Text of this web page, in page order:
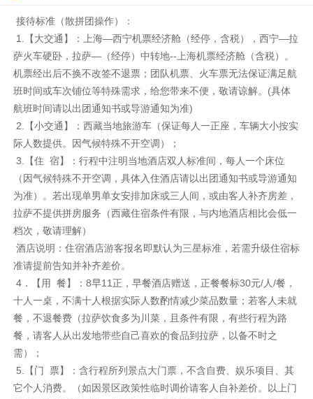
接待标准（散拼团操作）：
1.【大交通】：上海—西宁机票经济舱（经停，含税），西宁—拉
萨火车硬卧，拉萨—（经停）中转地--上海机票经济舱（含税）。
机票经出后不换不改签不退票；团队机票、火车票无法保证满足航
班时间或车次铺位等特殊需求，给您带来不便，敬请谅解。(具体
航班时间请以出团通知书或导游通知为准)
2.【小交通】：西藏当地旅游车（保证每人一正座，车辆大小按实
际人数提供。因气候特殊不开空调）；
3.【住 宿】：行程中注明当地酒店双人标准间，每人一个床位
（因气候特殊不开空调，具体入住酒店请以出团通知书或导游通知
为准）。若出现单男单女安排加床或三人间，或由客人补齐房差，
拉萨不提供拼房服务（西藏住宿条件有限，与内地酒店相比会低一
档次，敬请理解）
酒店说明：住宿酒店游客报名即默认为三星标准，若需升级住宿标
准请提前告知并补齐差价。
4．【用 餐】：8早11正，早餐酒店赠送，正餐餐标30元/人/餐，
十人一桌，不满十人根据实际人数酌情减少菜品数量；若客人未就
餐，不退餐费（拉萨饮食多为川菜，且条件有限，有些行程为路
餐，请客人从出发地带些自己喜欢的食品到拉萨，以备不时之
需）；
5.【门 票】：含行程所列景点大门票，不含自费、娱乐项目、其
它个人消费。（如因景区政策性临时调价请客人自补差价。以上门